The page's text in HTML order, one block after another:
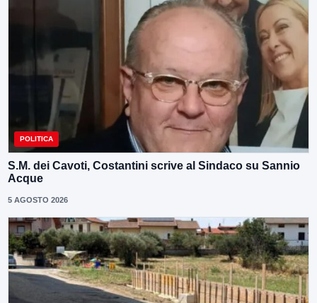
POLITICA
S.M. dei Cavoti, Costantini scrive al Sindaco su Sannio
Acque
5 AGOSTO 2026